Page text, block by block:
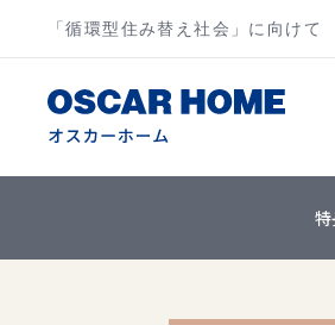
「循環型住み替え社会」に向けて